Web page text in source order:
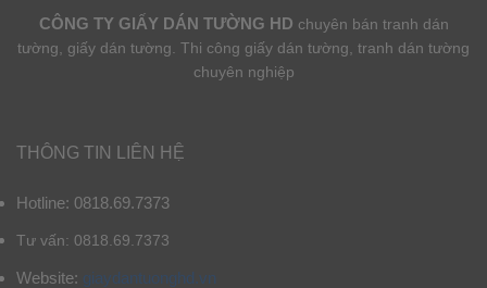
CÔNG TY GIẤY DÁN TƯỜNG HD chuyên bán tranh dán
tường, giấy dán tường. Thi công giấy dán tường, tranh dán tường
chuyên nghiệp
THÔNG TIN LIÊN HỆ
Hotline: 0818.69.7373
Tư vấn: 0818.69.7373
Website: giaydantuonghd.vn